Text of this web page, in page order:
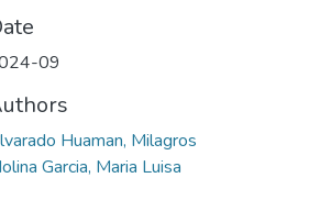
09
Huaman, Milagros
Garcia, Maria Luisa